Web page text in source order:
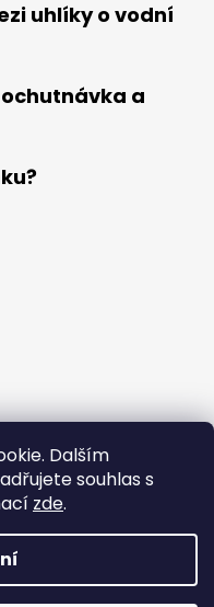
Dalším
souhlas s
zde.
uhlíky o vodní
a